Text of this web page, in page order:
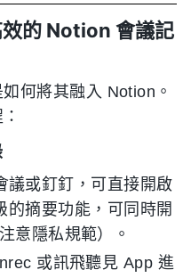
的 Notion 會議記
何將其融入 Notion。
議或釘釘，可直接開啟
的摘要功能，可同時開
意隱私規範）。
或訊飛聽見 App 進